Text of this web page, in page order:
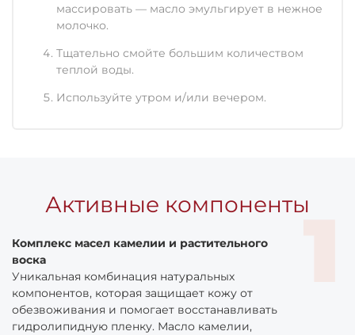
массировать — масло эмульгирует в нежное
молочко.
Тщательно смойте большим количеством
теплой воды.
Используйте утром и/или вечером.
Активные компоненты
Комплекс масел камелии и растительного
воска
Уникальная комбинация натуральных
компонентов, которая защищает кожу от
обезвоживания и помогает восстанавливать
гидролипидную пленку. Масло камелии,